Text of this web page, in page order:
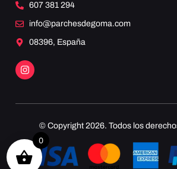
607 381 294
info@parchesdegoma.com
08396, España
© Copyright 2026. Todos los
0